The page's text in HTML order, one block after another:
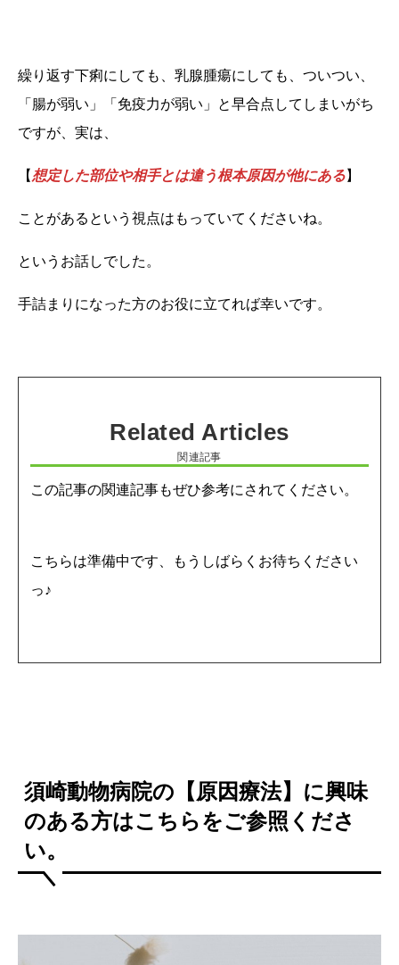
繰り返す下痢にしても、乳腺腫瘍にしても、ついつい、
「腸が弱い」「免疫力が弱い」と早合点してしまいがち
ですが、実は、
【 想定した部位や相手とは違う根本原因が他にある】
ことがあるという視点はもっていてくださいね。
というお話しでした。
手詰まりになった方のお役に立てれば幸いです。
関連記事
この記事の関連記事もぜひ参考にされてください。
こちらは準備中です、もうしばらくお待ちください
っ♪
須崎動物病院の【原因療法】に興味
のある方はこちらをご参照くださ
い。